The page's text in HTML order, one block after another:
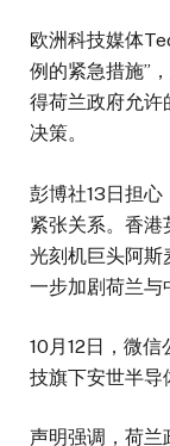
欧洲科技媒体
例的紧急措施”
得荷兰政府允许
决策。
彭博社13日担
紧张关系。香
光刻机巨头阿斯
一步加剧荷兰与
10月12日，微
技旗下安世半导
声明强调，荷兰